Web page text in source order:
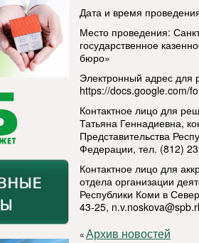
Дата и время
Место проведения:
государственное
бюро»
Электронный адрес для
https://docs.google.com/
Контактное лицо для
Татьяна Геннадиевна,
Представительства
Федерации, тел. (812)
Контактное лицо для
отдела организации
Республики Коми в
43-25,
«Архив новостей